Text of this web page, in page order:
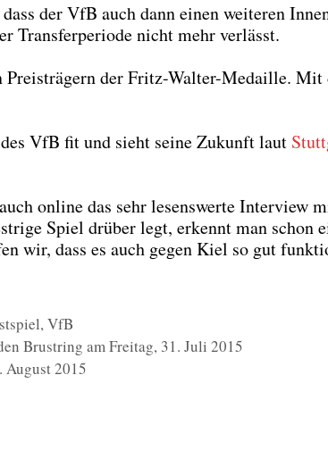
der VfB auch dann einen wei­te­ren
Trans­fer­pe­ri­ode nicht mehr ver­lässt.
der Fritz-Wal­ter-Medail­le. Mit
VfB fit und sieht sei­ne Zukunft laut
online das sehr lesens­wer­te Inter­view
Spiel drü­ber legt, erkennt man schon
wir, dass es auch gegen Kiel so gut
,VfB
Brustring am Freitag, 31. Juli 2015
2015